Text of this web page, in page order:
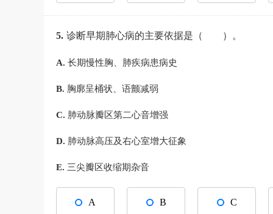
5. 诊断早期肺心病的主要依据是（ ）。
A. 长期慢性胸、肺疾病患病史
B. 胸廓呈桶状、语颤减弱
C. 肺动脉瓣区第二心音增强
D. 肺动脉高压及右心室增大征象
E. 三尖瓣区收缩期杂音
A B C